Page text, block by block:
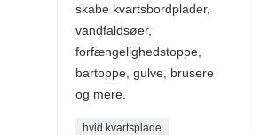
skabe kvartsbordplader,
vandfaldsøer,
forfængelighedstoppe,
bartoppe, gulve, brusere
og mere.
hvid kvartsplade